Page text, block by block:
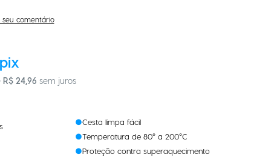
seu comentário
R$ 24,96 sem juros
Cesta limpa fácil
Temperatura de 80° a 200°C
Proteção contra superaquecimento